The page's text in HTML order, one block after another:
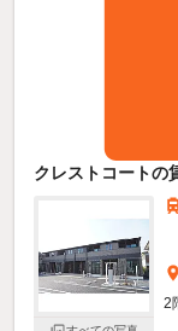
クレストコートの
2